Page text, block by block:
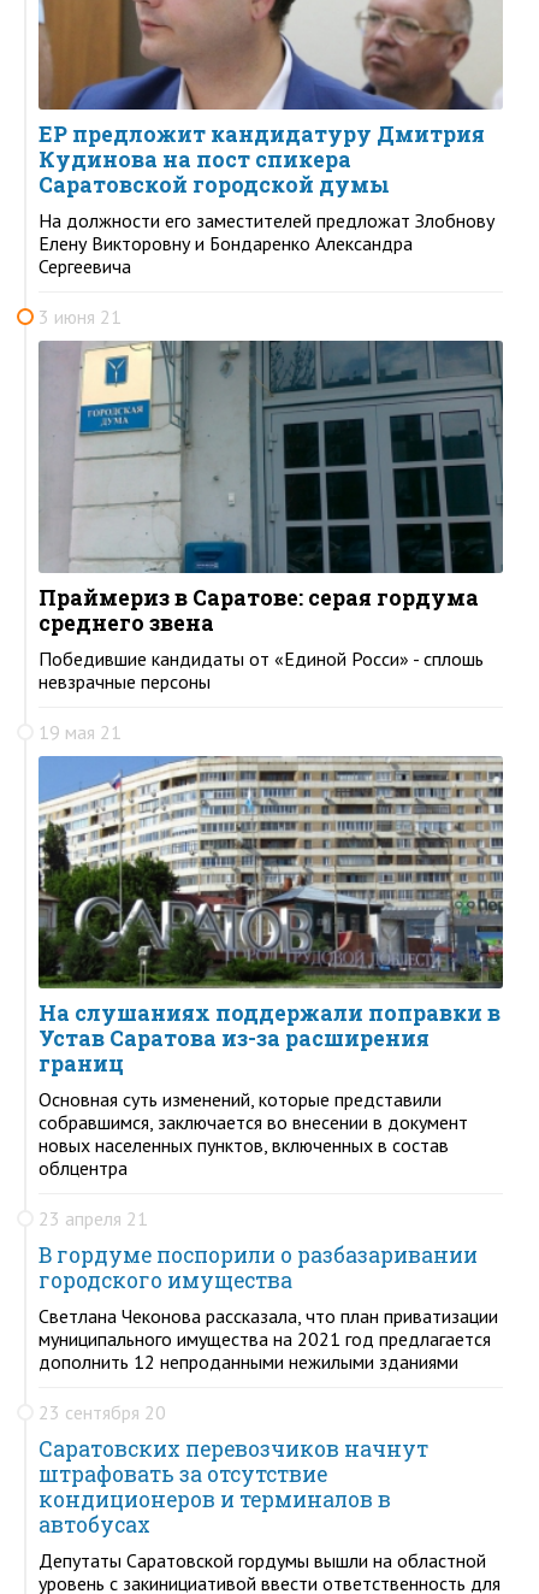
ЕР предложит кандидатуру Дмитрия
Кудинова на пост спикера
Саратовской городской думы
На должности его заместителей предложат Злобнову
Елену Викторовну и Бондаренко Александра
Сергеевича
3 июня 21
Праймериз в Саратове: серая гордума
среднего звена
Победившие кандидаты от «Единой Росси» - сплошь
невзрачные персоны
19 мая 21
На слушаниях поддержали поправки в
Устав Саратова из-за расширения
границ
Основная суть изменений, которые представили
собравшимся, заключается во внесении в документ
новых населенных пунктов, включенных в состав
облцентра
23 апреля 21
В гордуме поспорили о разбазаривании
городского имущества
Светлана Чеконова рассказала, что план приватизации
муниципального имущества на 2021 год предлагается
дополнить 12 непроданными нежилыми зданиями
23 сентября 20
Саратовских перевозчиков начнут
штрафовать за отсутствие
кондиционеров и терминалов в
автобусах
Депутаты Саратовской гордумы вышли на областной
уровень с закинициативой ввести ответственность для